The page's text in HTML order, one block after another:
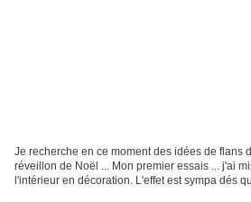
Je recherche en ce moment des idées de flans
réveillon de Noël ... Mon premier essais ... j'ai
l'intérieur en décoration. L'effet est sympa dés